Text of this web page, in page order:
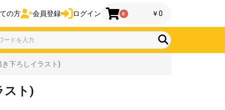
の方 会員登録 ログイン 0 ￥0
下ろしイラスト)
スト)